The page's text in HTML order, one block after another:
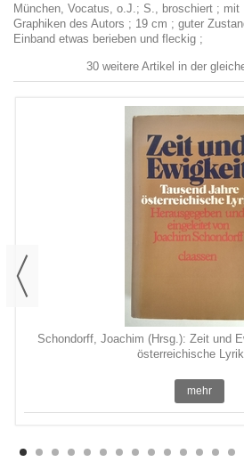
München, Vocatus, o.J.; S., broschiert ; mit
Graphiken des Autors ; 19 cm ; guter
Einband etwas berieben und fleckig ;
30 weitere Artikel in der
Schondorff, Joachim (Hrsg.): Zeit und
österreichische
mehr